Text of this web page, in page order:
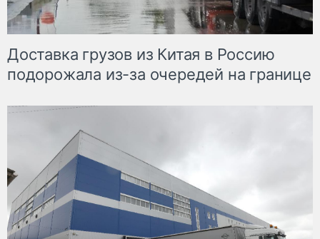
Доставка грузов из Китая в Россию
подорожала из-за очередей на границе